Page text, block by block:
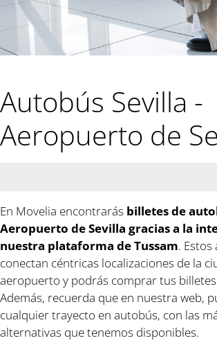
Autobús Sevilla -
Aeropuerto de
En Movelia encontrarás billetes de
Aeropuerto de Sevilla gracias a la
nuestra plataforma de Tussam.
conectan céntricas localizaciones de la
aeropuerto y podrás comprar tus
Además, recuerda que en nuestra web,
cualquier trayecto en autobús, con las
alternativas que tenemos disponibles.